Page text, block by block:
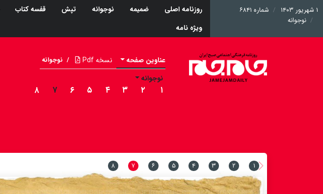
۱ شهریور ۱۴۰۳
شماره ۶۸۴۱
نوجوانه
روزنامه اصلی ضمیمه نوجوانه تپش قفسه کتاب
ویژه نامه
عناوین صفحه نسخه Pdf / نوجوانه
نوجوانه
۱ ۲ ۳ ۴ ۵ ۶ ۷ ۸
۱ ۲ ۳ ۴ ۵ ۶ ۷ ۸